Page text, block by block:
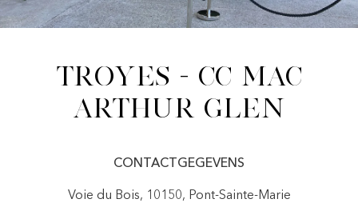
Troyes - CC Mac
Arthur Glen
CONTACTGEGEVENS
Voie du Bois, 10150, Pont-Sainte-Marie